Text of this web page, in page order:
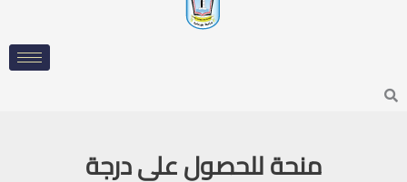
Search
منحة للحصول على درجة